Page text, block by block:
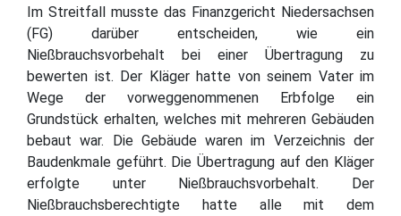
Im Streitfall musste das Finanzgericht Niedersachsen
(FG) darüber entscheiden, wie ein
Nießbrauchsvorbehalt bei einer Übertragung zu
bewerten ist. Der Kläger hatte von seinem Vater im
Wege der vorweggenommenen Erbfolge ein
Grundstück erhalten, welches mit mehreren Gebäuden
bebaut war. Die Gebäude waren im Verzeichnis der
Baudenkmale geführt. Die Übertragung auf den Kläger
erfolgte unter Nießbrauchsvorbehalt. Der
Nießbrauchsberechtigte hatte alle mit dem